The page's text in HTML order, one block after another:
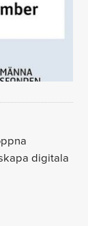
digitala